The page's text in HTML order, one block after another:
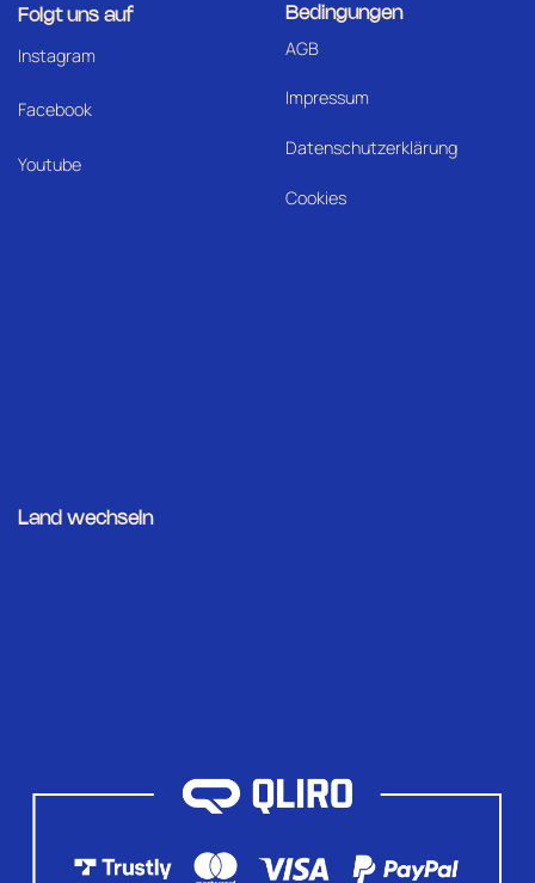
Folgt uns auf
Instagram
Facebook
Youtube
Bedingungen
AGB
Impressum
Datenschutzerklärung
Cookies
Land wechseln